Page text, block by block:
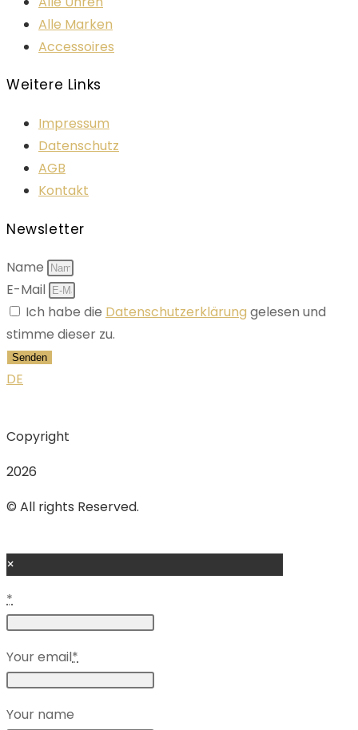
Alle Marken
Accessoires
Weitere Links
Impressum
Datenschutz
AGB
Kontakt
Newsletter
Name
E-Mail
Ich habe die Datenschutzerklärung gelesen und
stimme dieser zu.
Senden
DE
Copyright
2026
© All rights Reserved.
×
*
Your email*
Your name